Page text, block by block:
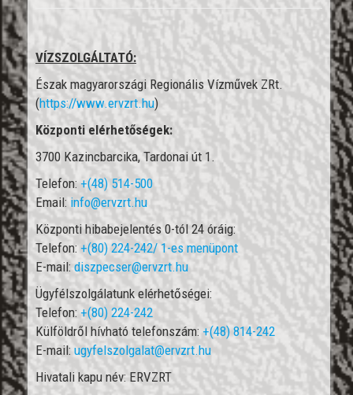
VÍZSZOLGÁLTATÓ:
Észak magyarországi Regionális Vízművek ZRt.
(https://www.ervzrt.hu)
Központi elérhetőségek:
3700 Kazincbarcika, Tardonai út 1.
Telefon:+(48) 514-500
Email: info@ervzrt.hu
Központi hibabejelentés 0-tól 24 óráig:
Telefon: +(80) 224-242/ 1-es menüpont
E-mail: diszpecser@ervzrt.hu
Ügyfélszolgálatunk elérhetőségei:
Telefon: +(80) 224-242
Külföldről hívható telefonszám: +(48) 814-242
E-mail: ugyfelszolgalat@ervzrt.hu
Hivatali kapu név: ERVZRT